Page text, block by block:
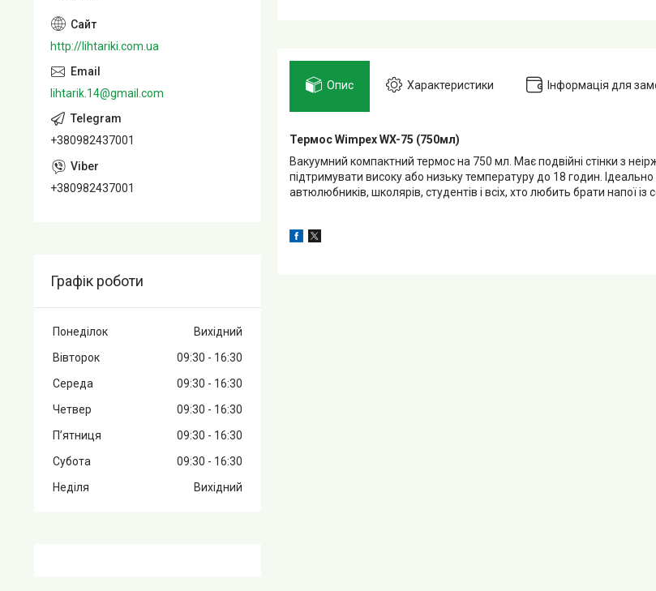
Опис Характеристики Інформація для
Термоc Wimpex WX-75 (750мл)
Вакуумний компактний термос на 750 мл. Має подвійні стінки з
підтримувати високу або низьку температуру до 18 годин.
автюлюбників, школярів, студентів і всіх, хто любить брати напої із
http://lihtariki.com.ua
lihtarik.14@gmail.com
+380982437001
+380982437001
Графік роботи
Понеділок
Вихідний
Вівторок
09:30
16:30
Середа
09:30
16:30
Четвер
09:30
16:30
Пʼятниця
09:30
16:30
Субота
09:30
16:30
Неділя
Вихідний